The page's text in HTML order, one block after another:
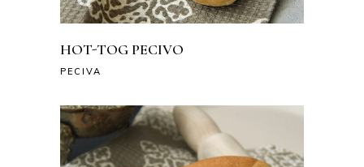
HOT-TOG PECIVO
PECIVA